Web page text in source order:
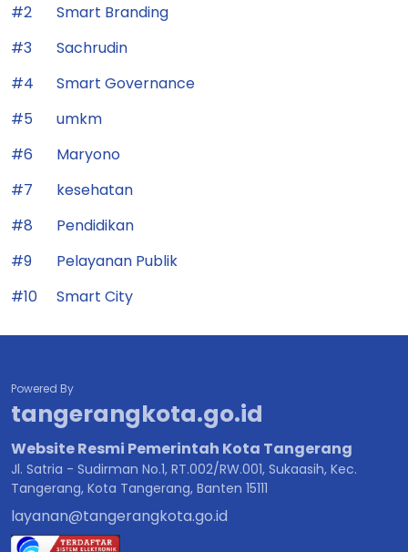
#2
Smart Branding
#3
Sachrudin
#4
Smart Governance
#5
umkm
#6
Maryono
#7
kesehatan
#8
Pendidikan
#9
Pelayanan Publik
#10
Smart City
Powered By
tangerangkota.go.id
Website Resmi Pemerintah Kota Tangerang
Jl. Satria - Sudirman No.1, RT.002/RW.001, Sukaasih, Kec.
Tangerang, Kota Tangerang, Banten 15111
layanan@tangerangkota.go.id